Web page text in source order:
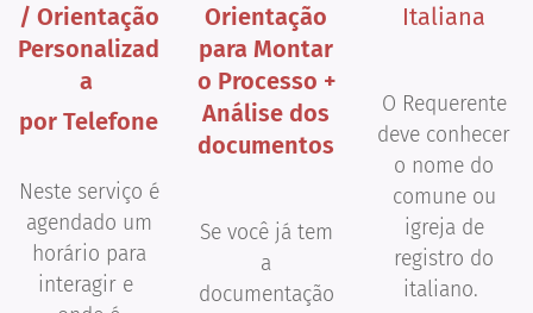
/ Orientação
Personalizad
a
por Telefone
Neste serviço é
agendado um
horário para
interagir e
Orientação
para Montar
o Processo +
Análise dos
documentos
Se você já tem
a
documentação
Italiana
O Requerente
deve conhecer
o nome do
comune ou
igreja de
registro do
italiano.